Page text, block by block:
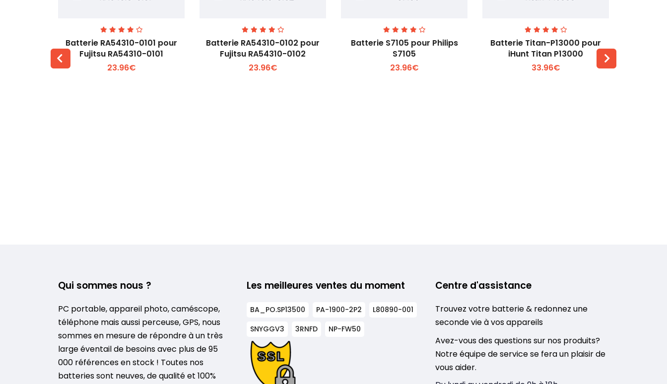
Voir plus +
Batterie RA54310-0101 pour
Fujitsu RA54310-0101
23.96€
Voir plus +
Batterie RA54310-0102 pour
Fujitsu RA54310-0102
23.96€
Voir plus +
Batterie S7105 pour Philips
S7105
23.96€
Voir plus +
Batterie Titan-P13000 pour
iHunt Titan P13000
33.96€
Qui sommes nous ?
PC portable, appareil photo, caméscope,
téléphone mais aussi perceuse, GPS, nous
sommes en mesure de répondre à un très
large éventail de besoins avec plus de 95
000 références en stock ! Toutes nos
batteries sont neuves, de qualité et 100%
Les meilleures ventes du moment
BA_PO.SP13500 PA-1900-2P2
L80890-001
SNYGGV3
3RNFD NP-FW50
Centre d'assistance
Trouvez votre batterie & redonnez une
seconde vie à vos appareils
Avez-vous des questions sur nos produits?
Notre équipe de service se fera un plaisir de
vous aider.